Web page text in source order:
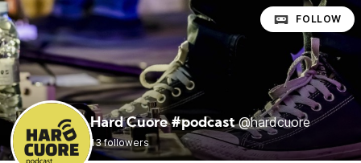
Hard Cuore #podcast @hardcuore
13 followers
FOLLOW